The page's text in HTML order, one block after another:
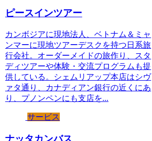
ピースインツアー
カンボジアに現地法人、ベトナム＆ミャ
ンマーに現地ツアーデスクを持つ日系旅
行会社。オーダーメイドの旅作り、スタ
ディツアーや体験・交流プログラムも提
供している。シェムリアップ本店はシヴ
ァタ通り、カナディアン銀行の近くにあ
り、プノンペンにも支店を...
サービス
ナッタカンバス